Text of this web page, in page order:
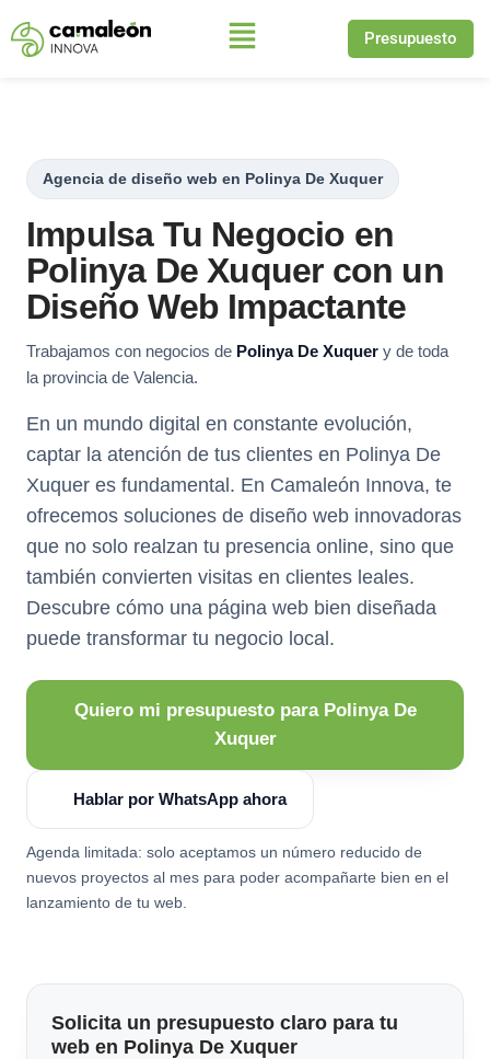
Saltar
Presupuesto
Agencia de diseño web en Polinya De Xuquer
Impulsa Tu Negocio en
Polinya De Xuquer con un
Diseño Web Impactante
Trabajamos con negocios de Polinya De Xuquer y de toda
la provincia de Valencia.
En un mundo digital en constante evolución,
captar la atención de tus clientes en Polinya De
Xuquer es fundamental. En Camaleón Innova, te
ofrecemos soluciones de diseño web innovadoras
que no solo realzan tu presencia online, sino que
también convierten visitas en clientes leales.
Descubre cómo una página web bien diseñada
puede transformar tu negocio local.
Quiero mi presupuesto para Polinya De
Xuquer
Hablar por WhatsApp ahora
Agenda limitada: solo aceptamos un número reducido de
nuevos proyectos al mes para poder acompañarte bien en el
lanzamiento de tu web.
Solicita un presupuesto claro para tu
web en Polinya De Xuquer